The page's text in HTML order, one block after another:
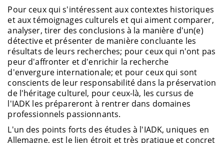
Pour ceux qui s'intéressent aux contextes historiques
et aux témoignages culturels et qui aiment comparer,
analyser, tirer des conclusions à la manière d'un(e)
détective et présenter de manière concluante les
résultats de leurs recherches; pour ceux qui n'ont pas
peur d'affronter et d'enrichir la recherche
d'envergure internationale; et pour ceux qui sont
conscients de leur responsabilité dans la préservation
de l'héritage culturel, pour ceux-là, les cursus de
l'IADK les prépareront à rentrer dans domaines
professionnels passionnants.
L'un des points forts des études à l'IADK, uniques en
Allemagne, est le lien étroit et très pratique et concret